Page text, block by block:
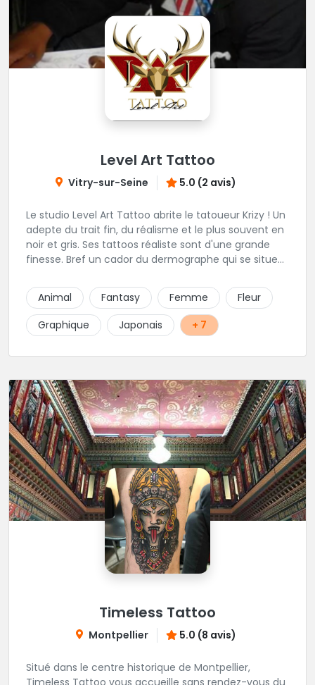
Level Art Tattoo
Vitry-sur-Seine 5.0 (2 avis)
Le studio Level Art Tattoo abrite le tatoueur Krizy ! Un
adepte du trait fin, du réalisme et le plus souvent en
noir et gris. Ses tattoos réaliste sont d'une grande
finesse. Bref un cador du dermographe qui se situe
Animal
Fantasy Femme
Fleur
Graphique
Japonais + 7
Timeless Tattoo
Montpellier 5.0 (8 avis)
Situé dans le centre historique de Montpellier,
Timeless Tattoo vous accueille sans rendez-vous du